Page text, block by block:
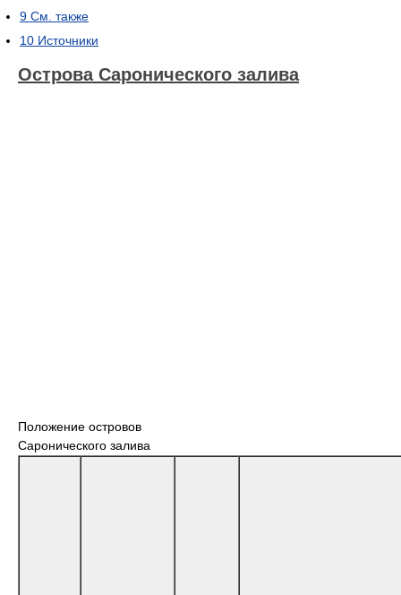
9 См. также
10 Источники
Острова Саронического залива
Положение островов
Саронического залива